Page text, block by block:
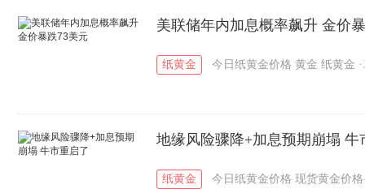
美联储年内加息概率飙升 金价
纸黄金 今日纸黄金价格 黄金 纸黄金 ·
地缘风险骤降+加息预期崩塌 牛
纸黄金 今日纸黄金价格 现货黄金价格